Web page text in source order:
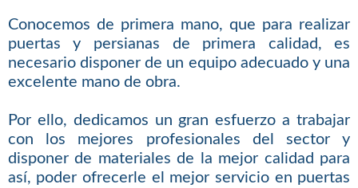
Conocemos de primera mano, que para realizar
puertas y persianas de primera calidad, es
necesario disponer de un equipo adecuado y una
excelente mano de obra.
Por ello, dedicamos un gran esfuerzo a trabajar
con los mejores profesionales del sector y
disponer de materiales de la mejor calidad para
así, poder ofrecerle el mejor servicio en puertas